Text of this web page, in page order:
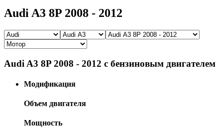
Audi A3 8P 2008 - 2012
Audi A3 8P 2008 - 2012 с бензиновым двигателем
Модификация
Объем двигателя
Мощность